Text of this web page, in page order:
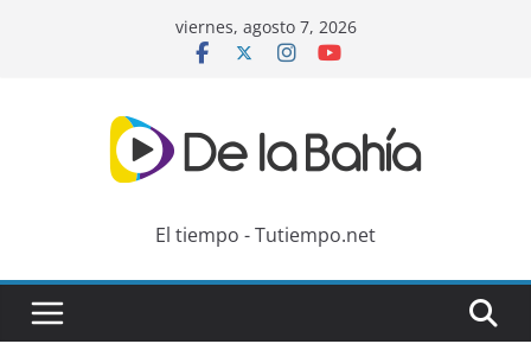
viernes, agosto 7, 2026
El tiempo - Tutiempo.net